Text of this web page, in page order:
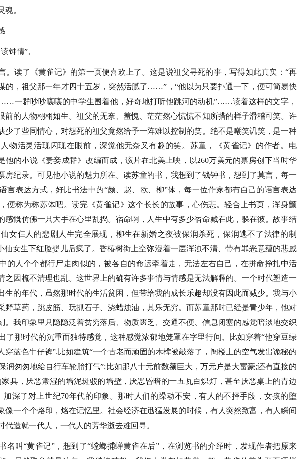
魂。
钟情”。
。读了《黄雀记》的第一页便喜欢上了。这是说祖父寻死的事，写得如此真实：“再
的，祖父那一年才四十五岁，突然活腻了……”，“他以为只要扑通一下，便可简易快
一群吵吵嚷嚷的中学生围着他，好奇地打听他跳河的动机”……读着这样的文字，
前的人物栩栩如生。祖父的无奈、羞愧、茫茫然心慌慌不知所措的样子滑稽可笑。许
少了些同情心，对想死的祖父竟然给予一阵难以控制的笑。绝不是嘲笑讥笑，是一种
物活灵活现闪现在眼前，深觉他无奈又有趣的笑。苏童，《黄雀记》的作者。电
他的小说《妻妾成群》改编而成，该片在北美上映，以260万美元的票房创下当时华
房纪录。可见他小说的魅力所在。读苏童的书，我想到了钱钟书，想到了莫言，每一
言表达方式，好比书法中的“颜、赵、欧、柳”体，每一位作家都有自己的语言表达
便称为称苏体吧。读完《黄雀记》这个长长的故事，心伤悲。轻合上书页，浑身颤
感慨仿佛一只大手在心里乱捣。宿命啊，人生中有多少宿命藏在此，躲在彼。故事结
女仨人的悲剧人生完全展现，柳生在新婚之夜被保润杀死，保润逃不了法律的制
仙女生下红脸婴儿后疯了。香椿树街上空弥漫着一层浑浊不清、带有罪恶意蕴的悲戚
的人个个都行尸走肉似的，被各自的命运牵着走，无法左右自己，在拼命挣扎中活
之因梳不清理也乱。这世界上的确有许多事情与情感是无法解释的。一个时代塑造一
生的年代，虽然那时代的生活贫困，但带给我的成长乐趣却没有因此而减少。我与小
野草药，跳皮筋、玩抓石子、浇蜡烛油，其乐无穷。而苏童那时已经是青少年，他对
。我印象里只隐隐泛着贫穷落后、物质匮乏、交通不便、信息闭塞的感觉暗淡地交织
了那时代的沉重而独特感觉，这种感觉浓郁地笼罩在字里行间。比如穿着“他穿豆绿
穿蓝色牛仔裤”;比如建筑“一个古老而顽固的木榫被敲落了，阁楼上的空气发出诡秘的
润匆匆地给自行车轮胎打气”;比如那八十元前数额巨大，万元户是大富豪;还有直接的
具，厌恶潮湿的墙泥斑驳的墙壁，厌恶昏暗的十五瓦白炽灯，甚至厌恶桌上的青边
加深了对上世纪70年代的印象。那时人们的躁动不安，有人的不择手段，女孩的堕
像一个个烙印，烙在记忆里。社会经济在迅猛发展的时候，有人突然致富，有人瞬间
代造就一代人，一代人的芳华逝去难回寻。
名叫“黄雀记”，想到了“螳螂捕蝉黄雀在后”，在浏览书的介绍时，发现作者把原来